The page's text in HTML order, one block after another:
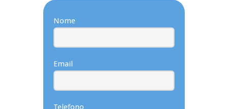
Nome
Email
Telefono